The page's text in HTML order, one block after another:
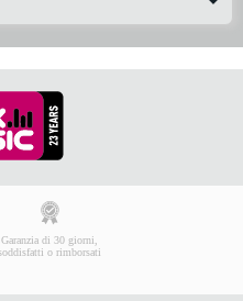
Garanzia di 30 giorni,
o rimborsati